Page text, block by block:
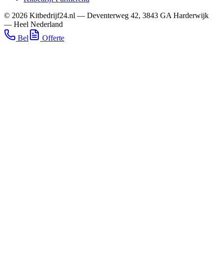
© 2026 Kitbedrijf24.nl — Deventerweg 42, 3843 GA Harderwijk
— Heel Nederland
Bel
Offerte